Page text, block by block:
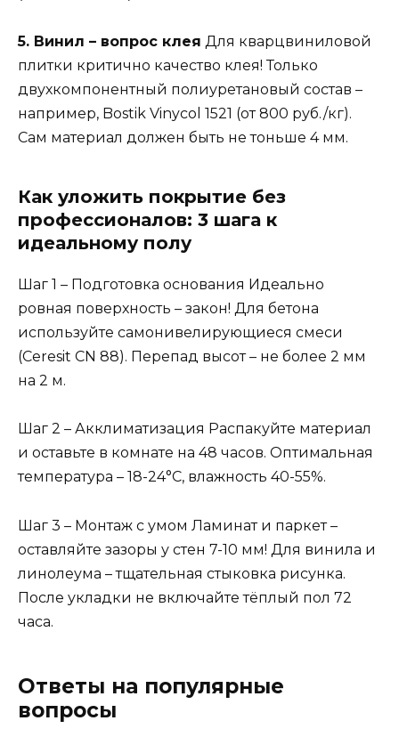
5. Винил – вопрос клея Для кварцвиниловой
плитки критично качество клея! Только
двухкомпонентный полиуретановый состав –
например, Bostik Vinycol 1521 (от 800 руб./кг).
Сам материал должен быть не тоньше 4 мм.
Как уложить покрытие без
профессионалов: 3 шага к
идеальному полу
Шаг 1 – Подготовка основания Идеально
ровная поверхность – закон! Для бетона
используйте самонивелирующиеся смеси
(Ceresit CN 88). Перепад высот – не более 2 мм
на 2 м.
Шаг 2 – Акклиматизация Распакуйте материал
и оставьте в комнате на 48 часов. Оптимальная
температура – 18-24°С, влажность 40-55%.
Шаг 3 – Монтаж с умом Ламинат и паркет –
оставляйте зазоры у стен 7-10 мм! Для винила и
линолеума – тщательная стыковка рисунка.
После укладки не включайте тёплый пол 72
часа.
Ответы на популярные
вопросы